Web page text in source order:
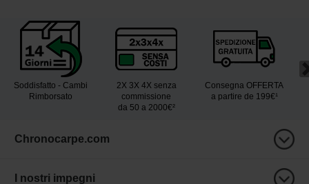
Soddisfatto - Cambi
Rimborsato
2X 3X 4X senza
commissione
da 50 a 2000€²
Consegna OFFERTA
a partire de 199€¹
Chronocarpe.com
I nostri impegni